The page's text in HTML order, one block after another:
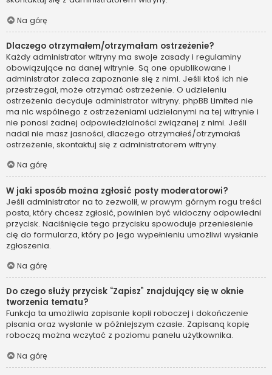
Na górę
Dlaczego otrzymałem/otrzymałam ostrzeżenie?
Każdy administrator witryny ma swoje zasady i regulaminy
obowiązujące na danej witrynie. Są one opublikowane i
administrator zaleca zapoznanie się z nimi. Jeśli ktoś ich nie
przestrzegał, może otrzymać ostrzeżenie. O udzieleniu
ostrzeżenia decyduje administrator witryny. phpBB Limited nie
ma nic wspólnego z ostrzeżeniami udzielanymi na tej witrynie i
nie ponosi żadnej odpowiedzialności związanej z nimi. Jeśli
nadal nie masz jasności, dlaczego otrzymałeś/otrzymałaś
ostrzeżenie, skontaktuj się z administratorem witryny.
Na górę
W jaki sposób można zgłosić posty moderatorowi?
Jeśli administrator na to zezwolił, w prawym górnym rogu treści
posta, który chcesz zgłosić, powinien być widoczny odpowiedni
przycisk. Naciśnięcie tego przycisku spowoduje przeniesienie
cię do formularza, który po jego wypełnieniu umożliwi wysłanie
zgłoszenia.
Na górę
Do czego służy przycisk “Zapisz” znajdujący się w oknie
tworzenia tematu?
Funkcja ta umożliwia zapisanie kopii roboczej i dokończenie
pisania oraz wysłanie w późniejszym czasie. Zapisaną kopię
roboczą można wczytać z poziomu panelu użytkownika.
Na górę